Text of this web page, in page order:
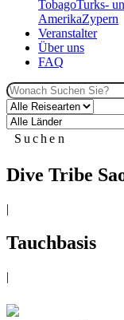
TobagoTurks-
AmerikaZypern
Veranstalter
Über uns
FAQ
Suchen
Dive Tribe
|
Tauchbasis
|